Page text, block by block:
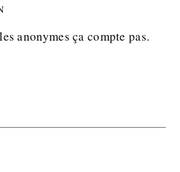
anonymes ça compte pas.